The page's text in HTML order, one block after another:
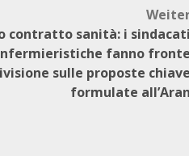
contratto sanità: i
fanno
sulle proposte
formulate